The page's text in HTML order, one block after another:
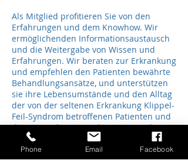
Als Mitglied profitieren Sie von den
Erfahrungen und dem Knowhow. Wir
ermöglichenden Informationsaustausch
und die Weitergabe von Wissen und
Erfahrungen. Wir beraten zur Erkrankung
und empfehlen den Patienten bewährte
Behandlungsansätze, und unterstützen
sie ihre Lebensumstände und den Alltag
der von der seltenen Erkrankung Klippel-
Feil-Syndrom betroffenen Patienten und
deren Familien zu verbessern. Wir bieten
Weiterbildungen und Seminare an zu
Themen der Behinderten- und
Sozialgesetzgebung, und beraten und
Phone Email Facebook